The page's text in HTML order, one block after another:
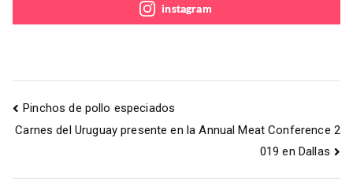
instagram
Pinchos de pollo especiados
Carnes del Uruguay presente en la Annual Meat Conference 2
019 en Dallas